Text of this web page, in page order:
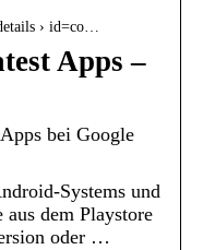
› id=co…
Apps –
bei Google
Systems und
dem Playstore
oder …